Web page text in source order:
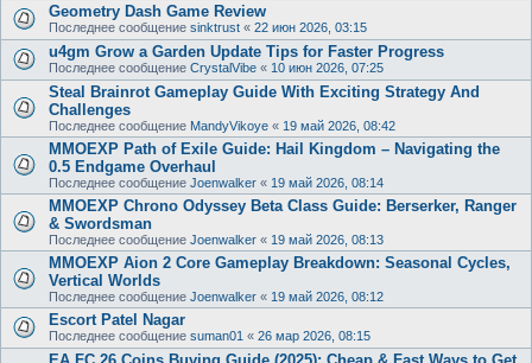
Geometry Dash Game Review
Последнее сообщение sinktrust « 22 июн 2026, 03:15
u4gm Grow a Garden Update Tips for Faster Progress
Последнее сообщение CrystalVibe « 10 июн 2026, 07:25
Steal Brainrot Gameplay Guide With Exciting Strategy And
Challenges
Последнее сообщение MandyVikoye « 19 май 2026, 08:42
MMOEXP Path of Exile Guide: Hail Kingdom – Navigating the
0.5 Endgame Overhaul
Последнее сообщение Joenwalker « 19 май 2026, 08:14
MMOEXP Chrono Odyssey Beta Class Guide: Berserker, Ranger
& Swordsman
Последнее сообщение Joenwalker « 19 май 2026, 08:13
MMOEXP Aion 2 Core Gameplay Breakdown: Seasonal Cycles,
Vertical Worlds
Последнее сообщение Joenwalker « 19 май 2026, 08:12
Escort Patel Nagar
Последнее сообщение suman01 « 26 мар 2026, 08:15